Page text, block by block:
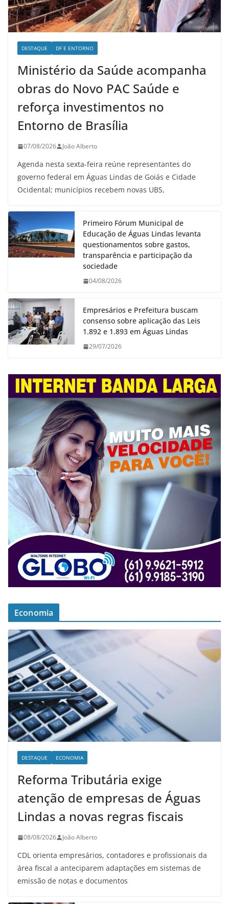
DESTAQUE DF E ENTORNO
Ministério da Saúde acompanha
obras do Novo PAC Saúde e
reforça investimentos no
Entorno de Brasília
07/08/2026 João Alberto
Agenda nesta sexta-feira reúne representantes do
governo federal em Águas Lindas de Goiás e Cidade
Ocidental; municípios recebem novas UBS,
Primeiro Fórum Municipal de
Educação de Águas Lindas levanta
questionamentos sobre gastos,
transparência e participação da
sociedade
04/08/2026
Empresários e Prefeitura buscam
consenso sobre aplicação das Leis
1.892 e 1.893 em Águas Lindas
29/07/2026
Economia
DESTAQUE ECONOMIA
Reforma Tributária exige
atenção de empresas de Águas
Lindas a novas regras fiscais
08/08/2026 João Alberto
CDL orienta empresários, contadores e profissionais da
área fiscal a anteciparem adaptações em sistemas de
emissão de notas e documentos